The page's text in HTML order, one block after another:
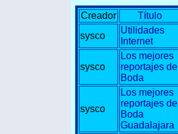
Creador Título
sysco
Utilidades
Internet
sysco
Los mejores
reportajes de
Boda
sysco
Los mejores
reportajes de
Boda
Guadalajara